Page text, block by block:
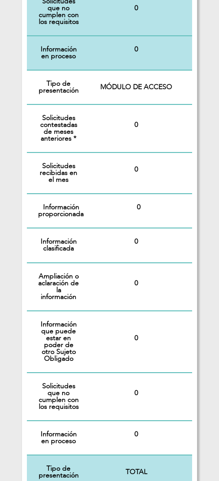
que no
cumplen con
los requisitos
0
Información
en proceso
0
Tipo de
presentación MÓDULO DE ACCESO
Solicitudes
contestadas
de meses
anteriores *
0
Solicitudes
recibidas en
el mes
0
Información
proporcionada
0
Información
clasificada
0
Ampliación o
aclaración de
la
información
0
Información
que puede
estar en
poder de
otro Sujeto
Obligado
0
Solicitudes
que no
cumplen con
los requisitos
0
Información
en proceso
0
Tipo de
presentación TOTAL